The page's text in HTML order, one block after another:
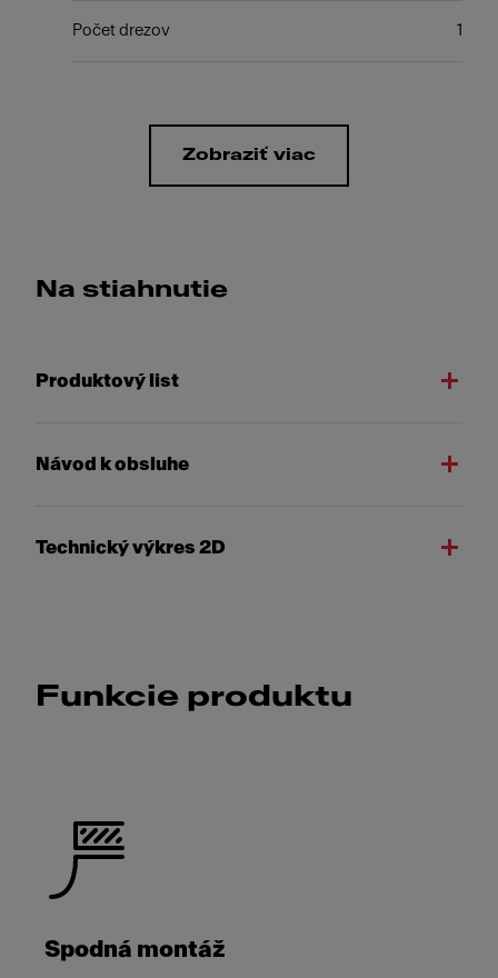
Počet drezov 1
Zobraziť viac
Na stiahnutie
Produktový list
Návod k obsluhe
Technický výkres 2D
Funkcie produktu
Spodná montáž